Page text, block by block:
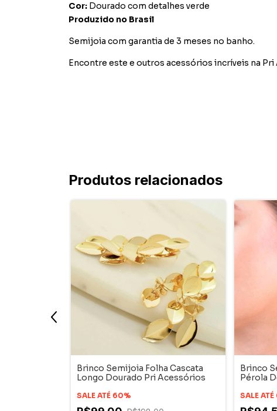
Cor: Dourado com detalhes verde
Produzido no Brasil
Semijoia com garantia de 3 meses no banho.
Encontre este e outros acessórios incríveis na
Produtos relacionados
Brinco Semijoia Folha Cascata
Longo Dourado Pri Acessórios
SALE ATÉ 60%
Brinco
Pérola
SALE